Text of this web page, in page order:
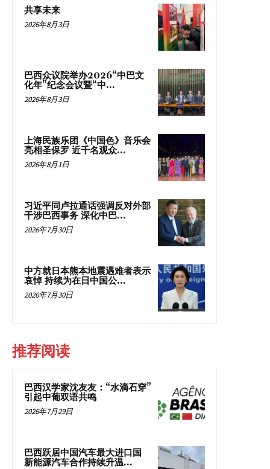
共享未来
2026年8月3日
巴西众议院举办2026“中巴文
化年”纪念会议暨“中...
2026年8月3日
上海民族乐团《中国色》音乐会
亮相圣保罗 近千名观众...
2026年8月1日
习近平同卢拉通话强调反对外部
干涉巴西事务 深化中巴...
2026年7月30日
中方就日本熊本地震遇难者表示
哀悼 持续为在日中国公...
2026年7月30日
推荐阅读
巴西汉学家沈友友：“水滴石穿”
引起中葡双语共鸣
2026年7月29日
巴西跃居中国汽车最大进口国
新能源汽车合作持续升温...